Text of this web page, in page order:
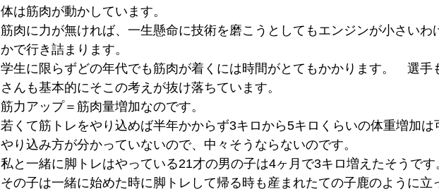
体は筋肉が動かしています。
筋肉に力が無ければ、一生懸命に技術を磨こうとしてもエンジンが小さいわ
かで行き詰まります。
学生に限らずどの年代でも筋肉が着くには時間がとてもかかります。　選手
さんも基本的にそこの考えが抜け落ちています。
筋力アップ＝筋肉量増加なのです。
若くて筋トレをやり込めば半年かからず3キロから5キロくらいの体重増加は
やり込み方が分かっていないので、中々そうならないのです。
私と一緒に脚トレはやっている21才の男の子は4ヶ月で3キロ増えたそうです
その子は一緒に始めた時に脚トレして帰る時も産まれたての子鹿のように立